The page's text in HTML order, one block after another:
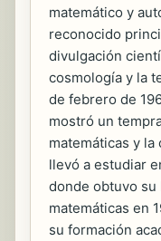
matemático y
reconocido
divulgación
cosmología y la
de febrero de
mostró un
matemáticas y
llevó a estudiar
donde obtuvo
matemáticas en
su formación